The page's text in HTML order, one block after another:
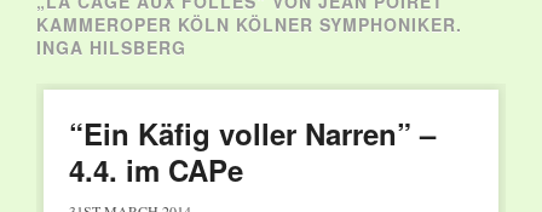
KAMMEROPER KÖLN KÖLNER SYMPHONIKER.
INGA HILSBERG
“Ein Käfig voller Narren” –
4.4. im CAPe